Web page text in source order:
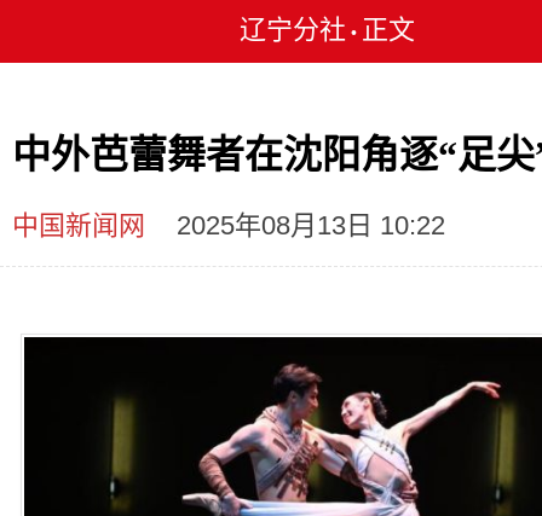
辽宁分社 • 正文
中外芭蕾舞者在沈阳角逐“足
中国新闻网 2025年08月13日 10:22